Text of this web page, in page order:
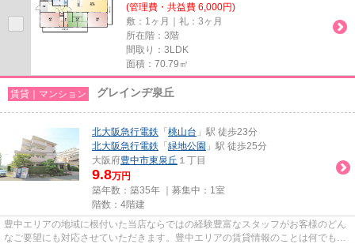
(管理費・共益費 6,000円)
敷：1ヶ月｜礼：3ヶ月
所在階：3階
間取り：3LDK
面積：70.79㎡
賃貸｜マンション グレインヂ泉丘
北大阪急行電鉄 「 桃山台 」駅 徒歩23分
北大阪急行電鉄 「 緑地公園 」駅 徒歩25分
大阪府豊中市東泉丘 １丁目
9.8万円
築年数：築35年 ｜募集中： 1室
階数：4階建
豊中エリアの地域に根付いた当店ならではの経験豊富なスタッフがお客様のどん
なご要望にも対応させていただきます。豊中エリアの賃貸情報のことは何でもお